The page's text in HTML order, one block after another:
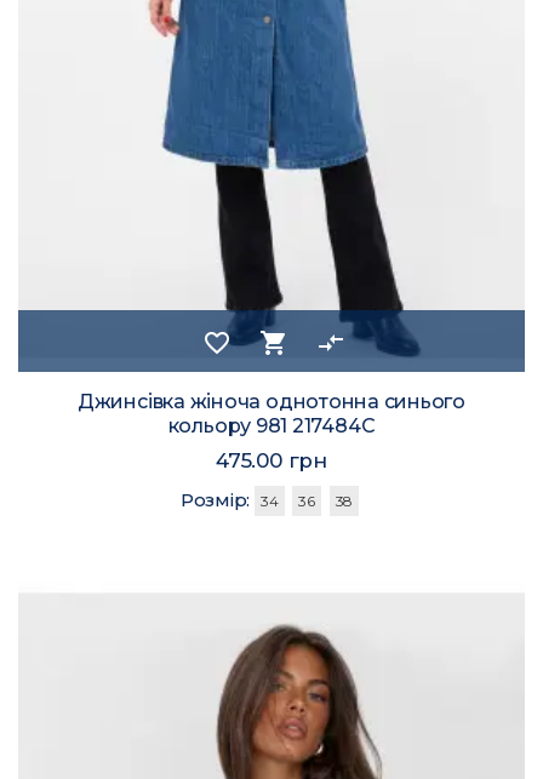
favorite_border shopping_cart compare_arrows
Джинсівка жіноча однотонна синього
кольору 981 217484C
475.00 грн
Розмір: 34 36 38